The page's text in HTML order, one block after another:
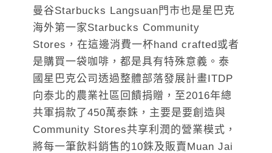
曼谷Starbucks Langsuan門市也是星巴克
海外第一家Starbucks Community
Stores，在這邊消費一杯hand crafted或者
是購買一袋咖啡，都是具有特殊意義。泰
國星巴克公司透過整體部落發展計畫ITDP
向泰北的農業社區回饋捐贈，至2016年總
共軍捐款了450萬泰銖，主要是要創造與
Community Stores共享利潤的營業模式，
將每一筆飲料銷售的10銖及販賣Muan Jai